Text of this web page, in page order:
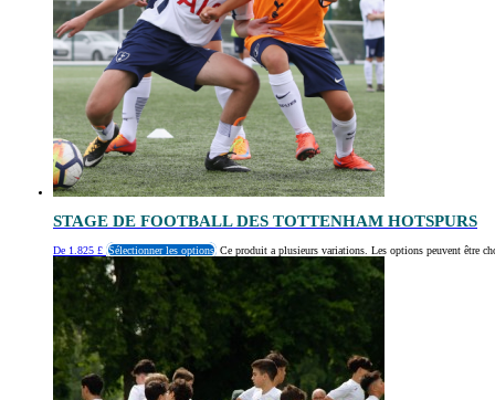
STAGE DE FOOTBALL DES TOTTENHAM HOTSPURS
De 1.825 £ Sélectionner les options Ce produit a plusieurs variations. Les options peuvent être